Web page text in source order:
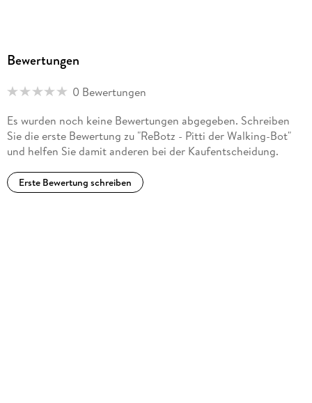
Bewertungen
0 Bewertungen
Es wurden noch keine Bewertungen abgegeben. Schreiben
Sie die erste Bewertung zu "ReBotz - Pitti der Walking-Bot"
und helfen Sie damit anderen bei der Kaufentscheidung.
Erste Bewertung schreiben